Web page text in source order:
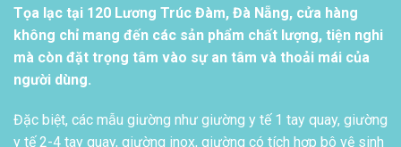
Tọa lạc tại 120 Lương Trúc Đàm, Đà Nẵng, cửa hàng
không chỉ mang đến các sản phẩm chất lượng, tiện nghi
mà còn đặt trọng tâm vào sự an tâm và thoải mái của
người dùng.
Đặc biệt, các mẫu giường như giường y tế 1 tay quay, giường
y tế 2-4 tay quay, giường inox, giường có tích hợp bô vệ sinh